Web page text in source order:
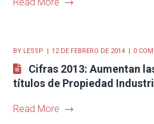
BY LESSP 12 DE FEBRERO DE 2014 0
Cifras 2013: Aumentan
títulos de Propiedad
Read More